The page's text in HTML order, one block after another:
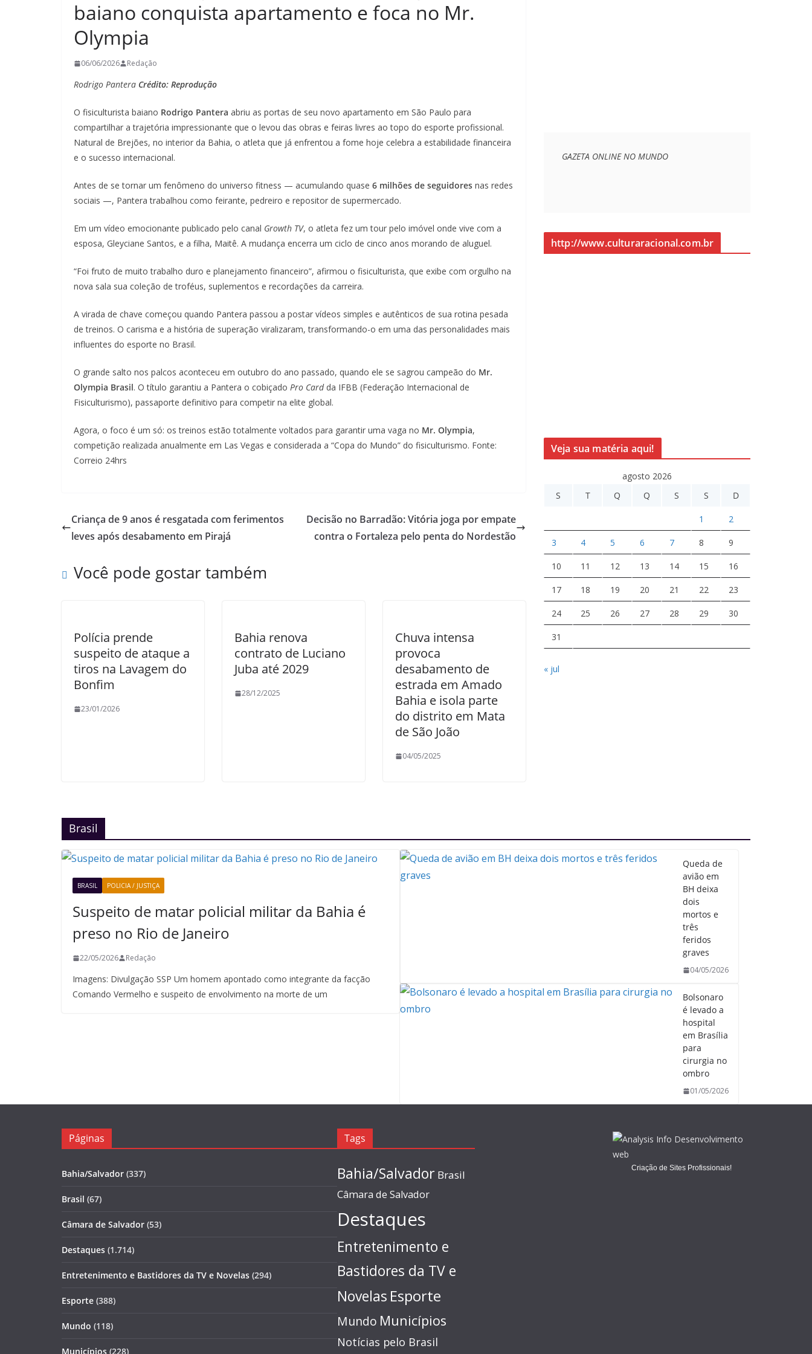
baiano conquista apartamento e foca no Mr.
Olympia
06/06/2026 Redação
Rodrigo Pantera Crédito: Reprodução
O fisiculturista baiano Rodrigo Pantera abriu as portas de seu novo apartamento em São Paulo para
compartilhar a trajetória impressionante que o levou das obras e feiras livres ao topo do esporte profissional.
Natural de Brejões, no interior da Bahia, o atleta que já enfrentou a fome hoje celebra a estabilidade financeira
e o sucesso internacional.
Antes de se tornar um fenômeno do universo fitness — acumulando quase 6 milhões de seguidores nas redes
sociais —, Pantera trabalhou como feirante, pedreiro e repositor de supermercado.
Em um vídeo emocionante publicado pelo canal Growth TV, o atleta fez um tour pelo imóvel onde vive com a
esposa, Gleyciane Santos, e a filha, Maitê. A mudança encerra um ciclo de cinco anos morando de aluguel.
“Foi fruto de muito trabalho duro e planejamento financeiro”, afirmou o fisiculturista, que exibe com orgulho na
nova sala sua coleção de troféus, suplementos e recordações da carreira.
A virada de chave começou quando Pantera passou a postar vídeos simples e autênticos de sua rotina pesada
de treinos. O carisma e a história de superação viralizaram, transformando-o em uma das personalidades mais
influentes do esporte no Brasil.
O grande salto nos palcos aconteceu em outubro do ano passado, quando ele se sagrou campeão do Mr.
Olympia Brasil. O título garantiu a Pantera o cobiçado Pro Cardda IFBB (Federação Internacional de
Fisiculturismo), passaporte definitivo para competir na elite global.
Agora, o foco é um só: os treinos estão totalmente voltados para garantir uma vaga no Mr. Olympia,
competição realizada anualmente em Las Vegas e considerada a “Copa do Mundo” do fisiculturismo. Fonte:
Correio 24hrs
Criança de 9 anos é resgatada com ferimentos
leves após desabamento em Pirajá
Decisão no Barradão: Vitória joga por empate
contra o Fortaleza pelo penta do Nordestão
Você pode gostar também
Polícia prende
suspeito de ataque a
tiros na Lavagem do
Bonfim
23/01/2026
Bahia renova
contrato de Luciano
Juba até 2029
28/12/2025
Chuva intensa
provoca
desabamento de
estrada em Amado
Bahia e isola parte
do distrito em Mata
de São João
04/05/2025
GAZETA ONLINE NO MUNDO
http://www.culturaracional.com.br
Veja sua matéria aqui!
agosto 2026
S
T Q Q S S D
1 2
3 4 5 6 7 8 9
10 11 12 13 14 15 16
17 18 19 20 21 22 23
24 25 26 27 28 29 30
31
« jul
Brasil
BRASIL POLICIA / JUSTIÇA
Suspeito de matar policial militar da Bahia é
preso no Rio de Janeiro
22/05/2026 Redação
Imagens: Divulgação SSP Um homem apontado como integrante da facção
Comando Vermelho e suspeito de envolvimento na morte de um
Queda de
avião em
BH deixa
dois
mortos e
três
feridos
graves
04/05/2026
Bolsonaro
é levado a
hospital
em Brasília
para
cirurgia no
ombro
01/05/2026
Páginas
Bahia/Salvador (337)
Brasil (67)
Câmara de Salvador (53)
Destaques (1.714)
Entretenimento e Bastidores da TV e Novelas (294)
Esporte (388)
Mundo (118)
Municípios (228)
Tags
Bahia/Salvador Brasil
Câmara de Salvador
Destaques
Entretenimento e
Bastidores da TV e
Novelas Esporte
Mundo Municípios
Notícias pelo Brasil
Criação de Sites Profissionais!